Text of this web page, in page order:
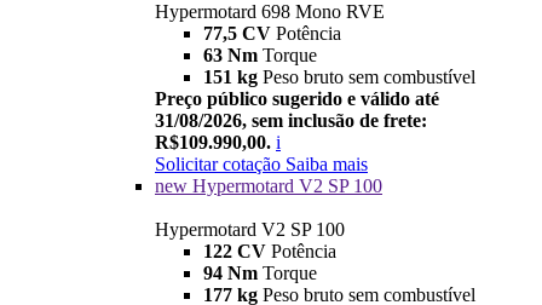
Hypermotard 698 Mono RVE
77,5 CV Potência
63 Nm Torque
151 kg Peso bruto sem combustível
Preço público sugerido e válido até
31/08/2026, sem inclusão de frete:
R$109.990,00. i
Solicitar cotação Saiba mais
new Hypermotard V2 SP 100
Hypermotard V2 SP 100
122 CV Potência
94 Nm Torque
177 kg Peso bruto sem combustível